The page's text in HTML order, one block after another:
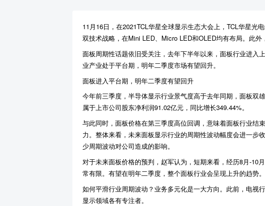
11月16日，在2021TCL华星全球显示生态大会上，TCL华星光
双技术战略，在Mini LED、Micro LED和OLED均有布局。此
面板周期性话题依旧受关注，去年下半年以来，面板行业进入
业产业处于平台期，明年二季度市场有望回升。
面板进入平台期，明年二季度有望回升
今年前三季度，半导体显示行业景气度高于去年同期，面板双
属于上市公司股东净利润91.02亿元，同比增长349.44%。
与此同时，面板价格在第三季度高位回调，意味着面板行业结
力。整体来看，未来面板显示行业的周期性波动幅度会进一
少周期波动对公司造成的影响。
对于未来面板价格的预判，赵军认为，短期来看，经历8月-10
常有限。有望在明年二季度，整个面板行业会呈现上升的趋势。
如何平滑行业周期波动？业务多元化是一大方向。此前，电视
显示领域各有专注者。